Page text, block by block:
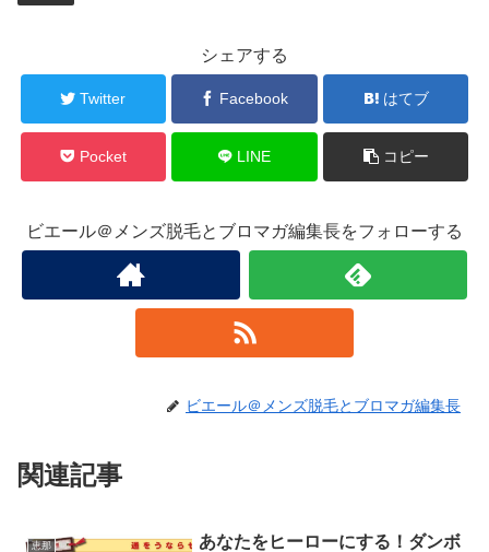
シェアする
Twitter Facebook はてブ
Pocket LINE コピー
ビエール＠メンズ脱毛とブロマガ編集長をフォローする
ビエール＠メンズ脱毛とブロマガ編集長
関連記事
恵那
あなたをヒーローにする！ダンボ